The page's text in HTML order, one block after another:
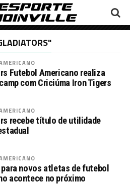
Futebol Americano realiza
com Criciúma Iron Tigers
recebe título de utilidade
novos atletas de futebol
acontece no próximo